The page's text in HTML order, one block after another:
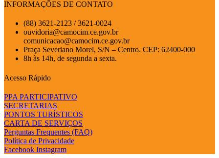
INFORMAÇÕES DE CONTATO
(88) 3621-2123 / 3621-0024
ouvidoria@camocim.ce.gov.br
comunicacao@camocim.ce.gov.br
Praça Severiano Morel, S/N – Centro. CEP: 62400-000
8h às 14h, de segunda a sexta.
Acesso Rápido
PPA PARTICIPATIVO
SECRETARIAS
PONTOS TURÍSTICOS
CARTA DE SERVIÇOS
Perguntas Frequentes (FAQ)
Política de Privacidade
Facebook Instagram